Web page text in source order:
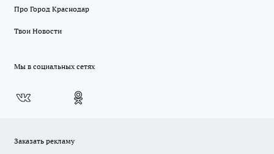
Про Город Краснодар
Твои Новости
Мы в социальных сетях
Заказать рекламу